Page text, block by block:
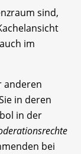
sind,
im
anderen
in deren
in der
bei